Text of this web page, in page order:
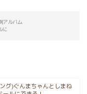
アルバム
に
グ)ぐんまちゃんとしまね